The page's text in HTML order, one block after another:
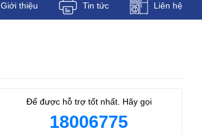
Giới thiệu Tin tức Liên hệ
Để được hỗ trợ tốt nhất. Hãy gọi
18006775